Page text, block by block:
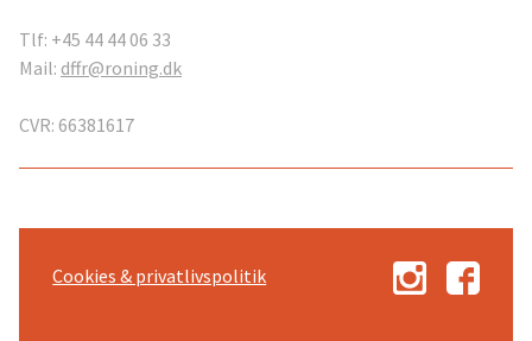
Tlf: +45 44 44 06 33
Mail: dffr@roning.dk
CVR: 66381617
Cookies & privatlivspolitik